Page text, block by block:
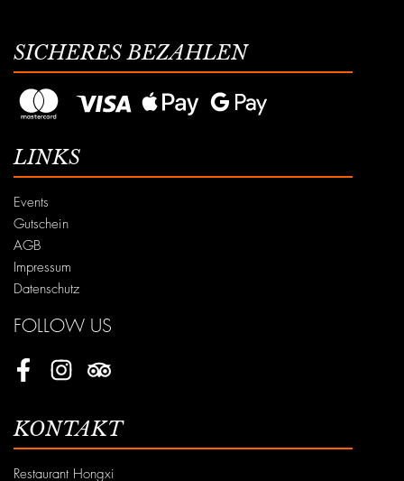
SICHERES BEZAHLEN
LINKS
Events
Gutschein
AGB
Impressum
Datenschutz
FOLLOW US
FacebookInstagramTripadvisor
KONTAKT
Restaurant Hongxi